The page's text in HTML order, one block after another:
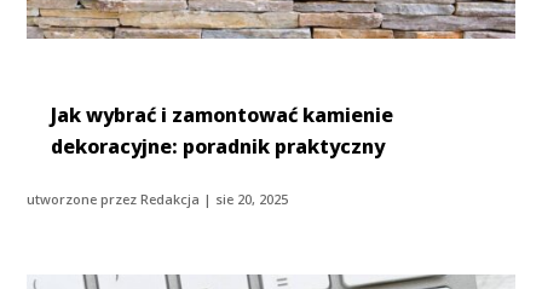
Jak wybrać i zamontować kamienie
dekoracyjne: poradnik praktyczny
utworzone przezRedakcja | sie 20, 2025